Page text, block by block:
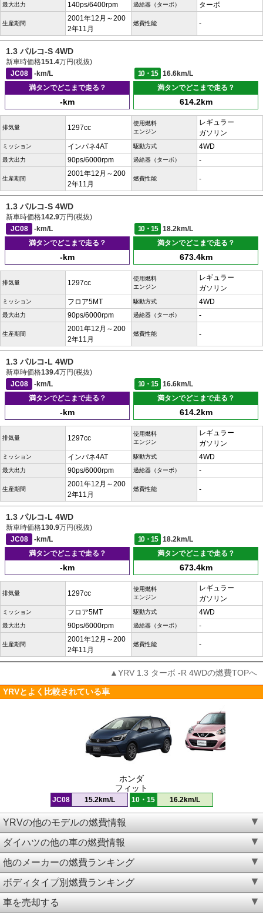
最大出力 140ps/6400rpm 過給器（ターボ） ターボ
生産期間
2001年12月～200
2年11月
燃費性能 -
1.3 パルコ-S 4WD
新車時価格151.4万円(税抜)
JC08
-km/L 10・15
16.6km/L
満タンでどこまで走る？
-km
満タンでどこまで走る？
614.2km
排気量 1297cc
使用燃料
エンジン
レギュラー
ガソリン
ミッション インパネ4AT 駆動方式 4WD
最大出力 90ps/6000rpm 過給器（ターボ） -
生産期間
2001年12月～200
2年11月
燃費性能 -
1.3 パルコ-S 4WD
新車時価格142.9万円(税抜)
JC08
-km/L 10・15
18.2km/L
満タンでどこまで走る？
-km
満タンでどこまで走る？
673.4km
排気量 1297cc
使用燃料
エンジン
レギュラー
ガソリン
ミッション フロア5MT 駆動方式 4WD
最大出力 90ps/6000rpm 過給器（ターボ） -
生産期間
2001年12月～200
2年11月
燃費性能 -
1.3 パルコ-L 4WD
新車時価格139.4万円(税抜)
JC08
-km/L 10・15
16.6km/L
満タンでどこまで走る？
-km
満タンでどこまで走る？
614.2km
排気量 1297cc
使用燃料
エンジン
レギュラー
ガソリン
ミッション インパネ4AT 駆動方式 4WD
最大出力 90ps/6000rpm 過給器（ターボ） -
生産期間
2001年12月～200
2年11月
燃費性能 -
1.3 パルコ-L 4WD
新車時価格130.9万円(税抜)
JC08
-km/L 10・15
18.2km/L
満タンでどこまで走る？
-km
満タンでどこまで走る？
673.4km
排気量 1297cc
使用燃料
エンジン
レギュラー
ガソリン
ミッション フロア5MT 駆動方式 4WD
最大出力 90ps/6000rpm 過給器（ターボ） -
生産期間
2001年12月～200
2年11月
燃費性能 -
▲YRV 1.3 ターボ -R 4WDの燃費TOPへ
YRVとよく比較されている車
ホンダ
フィット
JC08 15.2km/L 10・15 16.2km/L
YRVの他のモデルの燃費情報
ダイハツの他の車の燃費情報
他のメーカーの燃費ランキング
ボディタイプ別燃費ランキング
車を売却する